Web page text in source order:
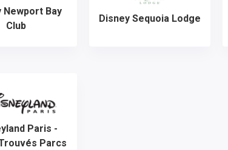
Newport Bay
Club
Disney Sequoia Lodge
Paris -
Parcs